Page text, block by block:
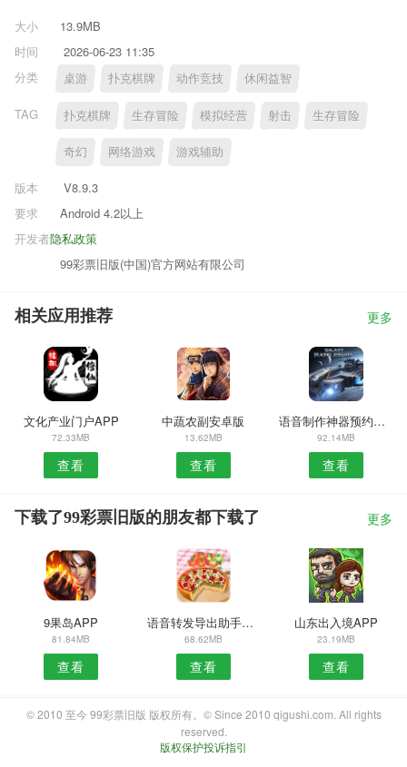
大小
13.9MB
时间
2026-06-23 11:35
分类
桌游 扑克棋牌 动作竞技 休闲益智
TAG 扑克棋牌 生存冒险 模拟经营 射击 生存冒险
奇幻 网络游戏 游戏辅助
版本
V8.9.3
要求
Android 4.2以上
隐私政策
开发者
99彩票旧版(中国)官方网站有限公司
相关应用推荐 更多
文化产业门户APP
72.33MB
查看
中蔬农副安卓版
13.62MB
查看
语音制作神器预约安卓版
92.14MB
查看
下载了99彩票旧版的朋友都下载了 更多
9果岛APP
81.84MB
查看
语音转发导出助手安卓版
68.62MB
查看
山东出入境APP
23.19MB
查看
© 2010 至今 99彩票旧版 版权所有。© Since 2010 qigushi.com. All rights
reserved.
版权保护投诉指引